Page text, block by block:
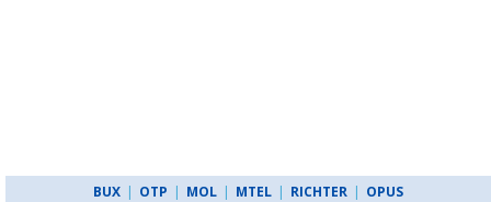
BUX | OTP | MOL | MTEL | RICHTER | OPUS